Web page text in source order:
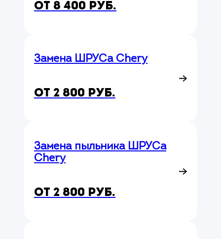
от 8 400 руб.
Замена ШРУСа Chery
от 2 800 руб.
Замена пыльника ШРУСа
Chery
от 2 800 руб.